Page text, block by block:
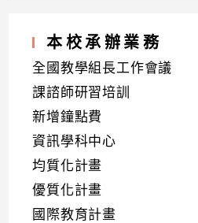
本校承辦業務
全國教學組長工作會議
課諮師研習培訓
新增鐘點費
資訊學科中心
均質化計畫
優質化計畫
國際教育計畫